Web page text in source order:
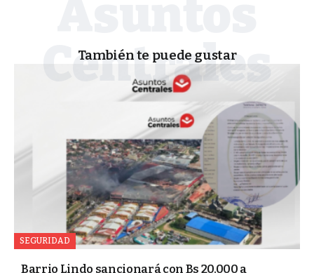
También te puede gustar
SEGURIDAD
Barrio Lindo sancionará con Bs 20.000 a